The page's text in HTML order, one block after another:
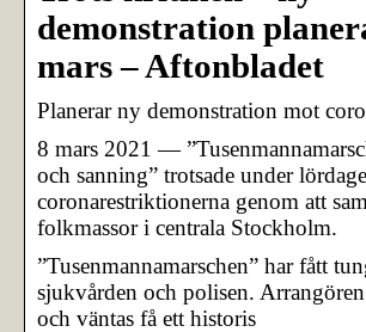
demonstration
mars – Aftonbladet
Planerar ny demonstration mot
8 mars 2021 —
och sanning” trotsade under
coronarestriktionerna genom att
folkmassor i centrala Stockholm.
”Tusenmannamarschen” har fått
sjukvården och polisen.
och väntas få ett historis